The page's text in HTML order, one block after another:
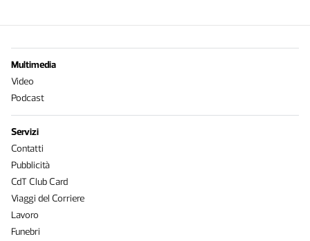
Multimedia
Video
Podcast
Servizi
Contatti
Pubblicità
CdT Club Card
Viaggi del Corriere
Lavoro
Funebri